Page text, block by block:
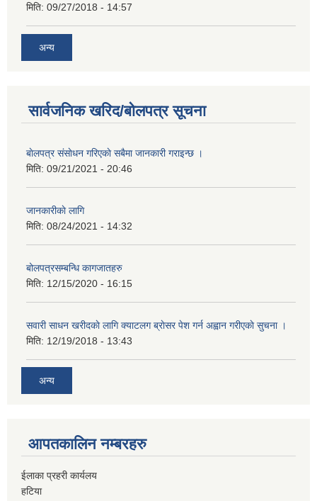
मिति: 09/27/2018 - 14:57
अन्य
सार्वजनिक खरिद/बोलपत्र सूचना
बाेलपत्र संसाेधन गरिएकाे सबैमा जानकारी गराइन्छ ।
मिति: 09/21/2021 - 20:46
जानकारीकाे लागि
मिति: 08/24/2021 - 14:32
बोलपत्रसम्बन्धि कागजातहरु
मिति: 12/15/2020 - 16:15
सवारी साधन खरीदकाे लागि क्याटलग ब्राेसर पेश गर्न अह्वान गरीएकाे सुचना ।
मिति: 12/19/2018 - 13:43
अन्य
आपतकालिन नम्बरहरु
ईलाका प्रहरी कार्यलय
हटिया